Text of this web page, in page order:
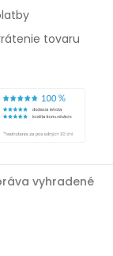
tovaru
vyhradené